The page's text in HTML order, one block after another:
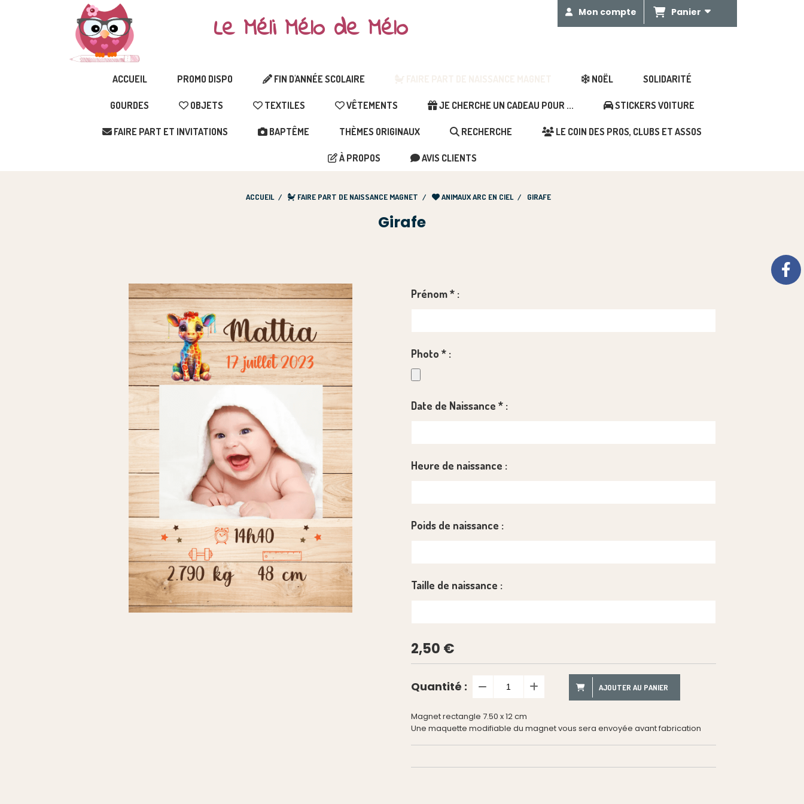
Le Méli Mélo de Mélo Mon compte Panier
ACCUEIL PROMO DISPO FIN D'ANNÉE SCOLAIRE NOËL SOLIDARITÉ
GOURDES OBJETS TEXTILES VÊTEMENTS JE CHERCHE UN CADEAU POUR ... STICKERS VOITURE
FAIRE PART ET INVITATIONS BAPTÊME THÈMES ORIGINAUX RECHERCHE LE COIN DES PROS, CLUBS ET ASSOS
À PROPOS AVIS CLIENTS
ACCUEIL FAIRE PART DE NAISSANCE MAGNET ANIMAUX ARC EN CIEL GIRAFE
Girafe
Prénom* :
Photo * :
Date de Naissance * :
Heure de naissance :
Poids de naissance :
Taille de naissance :
2,50 €
Quantité : AJOUTER AU PANIER
Magnet rectangle 7.50 x 12 cm
Une maquette modifiable du magnet vous sera envoyée avant fabrication